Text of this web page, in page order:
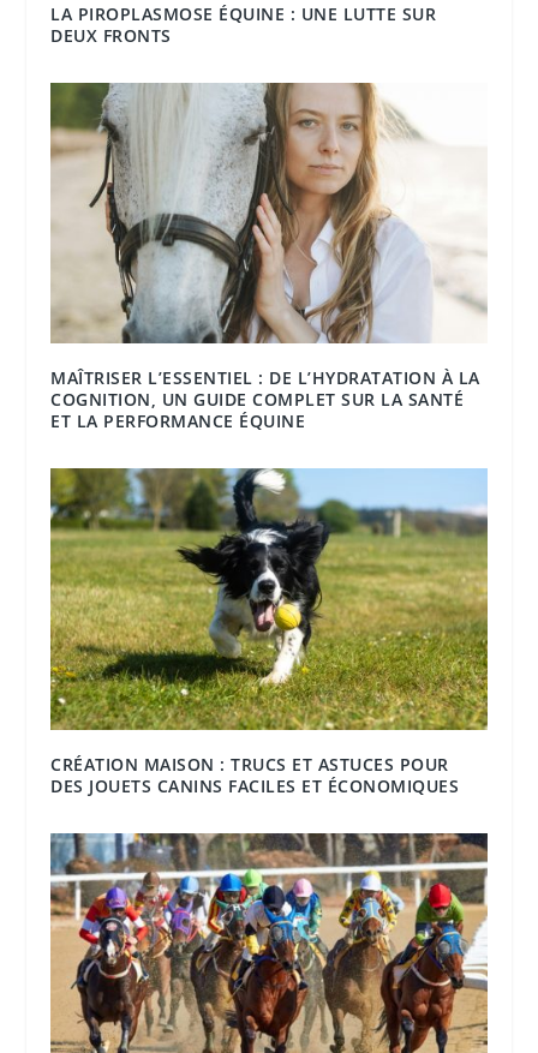
LA PIROPLASMOSE ÉQUINE : UNE LUTTE SUR
DEUX FRONTS
MAÎTRISER L’ESSENTIEL : DE L’HYDRATATION À LA
COGNITION, UN GUIDE COMPLET SUR LA SANTÉ
ET LA PERFORMANCE ÉQUINE
CRÉATION MAISON : TRUCS ET ASTUCES POUR
DES JOUETS CANINS FACILES ET ÉCONOMIQUES